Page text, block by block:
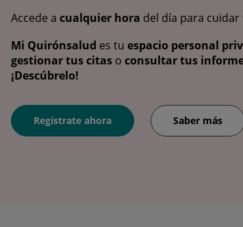
Accede a cualquier hora del día para cuidar
Mi Quirónsalud es tu espacio personal
gestionar tus citas o consultar tus
¡Descúbrelo!
Regístrate ahora Saber más